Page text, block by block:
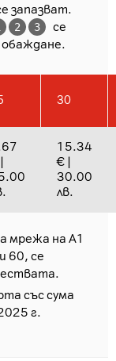
запазват.
2 3
се
лв. с ДДС на обаждане.
30
15.34
€ |
30.00
лв.
мрежа на А1
60, се
със сума
г.